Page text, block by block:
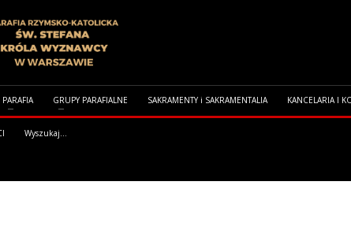
PARAFIA GRUPY PARAFIALNE SAKRAMENTY i SAKRAMENTALIA KANCELARIA I
Wyszukaj...